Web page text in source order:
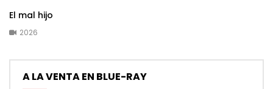
El mal hijo
2026
A LA VENTA EN BLUE-RAY